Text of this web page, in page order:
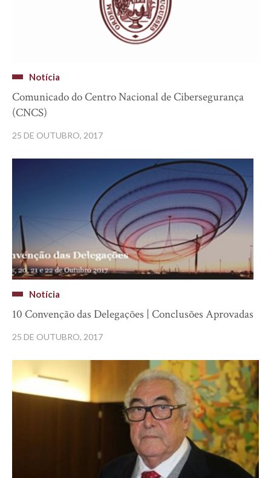
Notícia
Comunicado do Centro Nacional de Cibersegurança
(CNCS)
25 DE OUTUBRO, 2017
Notícia
10 Convenção das Delegações | Conclusões Aprovadas
25 DE OUTUBRO, 2017